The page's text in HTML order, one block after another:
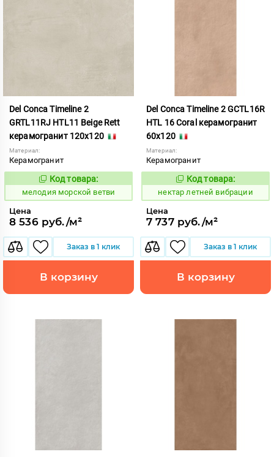
Del Conca Timeline 2
GRTL11RJ HTL11 Beige Rett
керамогранит 120x120
Материал:
Керамогранит
960634
Код товара:
мелодия морской ветви
Цена
8 536 руб./м²
Заказ в 1 клик
В корзину
Del Conca Timeline 2 GCTL16R
HTL 16 Coral керамогранит
60x120
Материал:
Керамогранит
1130885
Код товара:
нектар летней вибрации
Цена
7 737 руб./м²
Заказ в 1 клик
В корзину